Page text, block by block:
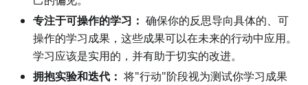
专注于可操作的学习： 确保你的反思导向具体的、可
操作的学习成果，这些成果可以在未来的行动中应用。
学习应该是实用的，并有助于切实的改进。
拥抱实验和迭代： 将"行动"阶段视为测试你学习成果